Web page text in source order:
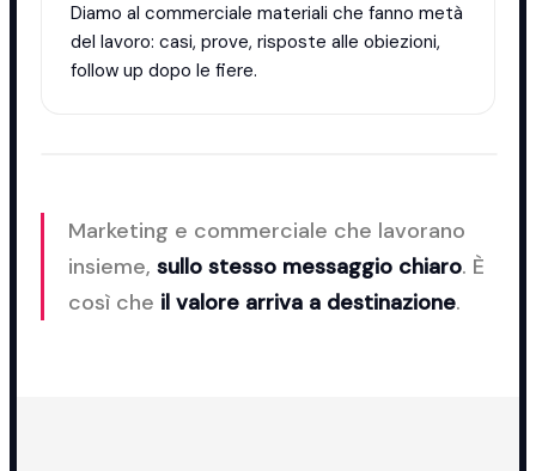
Diamo al commerciale materiali che fanno metà
del lavoro: casi, prove, risposte alle obiezioni,
follow up dopo le fiere.
Marketing e commerciale che lavorano
insieme, sullo stesso messaggio chiaro. È
così che il valore arriva a destinazione.